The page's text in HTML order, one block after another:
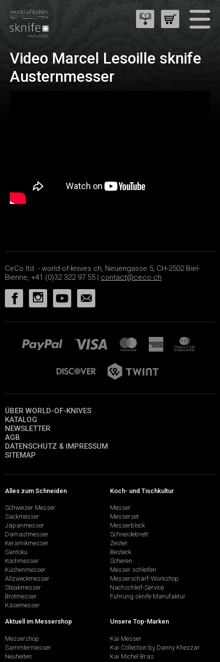
Video Marcel Lesoille sknife
Austernmesser
CeCo ltd. - world-of-knives.ch, Neuengasse 5, CH-2502 Biel-
Bienne, +41 (0)32 322 97 55 | contact@ceco.ch
ÜBER WORLD-OF-KNIVES
KATALOG
NEWSLETTER
AGB
DATENSCHUTZ & IMPRESSUM
SITEMAP
Alles zum Schneiden
Schweizer Messer
Sackmesser
Japanmesser
Damastmesser
Keramikmesser
Santoku
Kochmesser
Küchenmesser
Allzweckmesser
Steakmesser
Brotmesser
Käsemesser
Koch- und Tischkultur
Messer
Messerset
Messerblock
Schneidebrett
Zester
Besteck
Scheren
Messer schleifen
Messerschärf-Workshop
Nachschleif-Service
Führung sknife Manufaktur
Aktuell im Messershop
Messershop
Sammlermesser
Neuheiten
Unsere Top-Marken
Kai Messer
Kai Collection by Danny Khezzar
Kai Michel Bras